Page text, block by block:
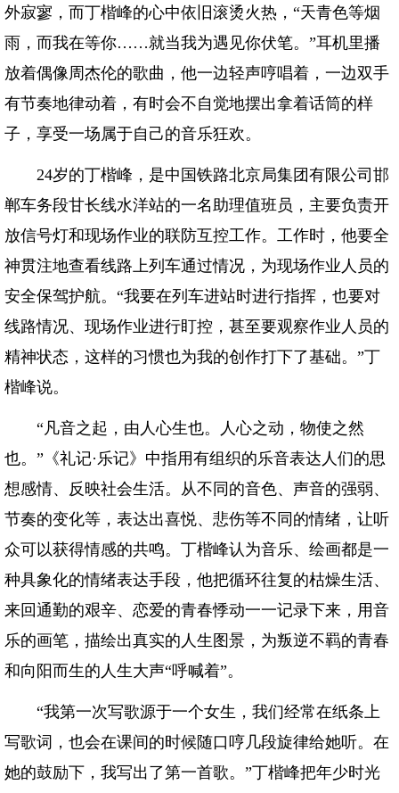
外寂寥，而丁楷峰的心中依旧滚烫火热，“天青色等烟
雨，而我在等你……就当我为遇见你伏笔。”耳机里播
放着偶像周杰伦的歌曲，他一边轻声哼唱着，一边双手
有节奏地律动着，有时会不自觉地摆出拿着话筒的样
子，享受一场属于自己的音乐狂欢。
24岁的丁楷峰，是中国铁路北京局集团有限公司邯
郸车务段甘长线水洋站的一名助理值班员，主要负责开
放信号灯和现场作业的联防互控工作。工作时，他要全
神贯注地查看线路上列车通过情况，为现场作业人员的
安全保驾护航。“我要在列车进站时进行指挥，也要对
线路情况、现场作业进行盯控，甚至要观察作业人员的
精神状态，这样的习惯也为我的创作打下了基础。”丁
楷峰说。
“凡音之起，由人心生也。人心之动，物使之然
也。”《礼记·乐记》中指用有组织的乐音表达人们的思
想感情、反映社会生活。从不同的音色、声音的强弱、
节奏的变化等，表达出喜悦、悲伤等不同的情绪，让听
众可以获得情感的共鸣。丁楷峰认为音乐、绘画都是一
种具象化的情绪表达手段，他把循环往复的枯燥生活、
来回通勤的艰辛、恋爱的青春悸动一一记录下来，用音
乐的画笔，描绘出真实的人生图景，为叛逆不羁的青春
和向阳而生的人生大声“呼喊着”。
“我第一次写歌源于一个女生，我们经常在纸条上
写歌词，也会在课间的时候随口哼几段旋律给她听。在
她的鼓励下，我写出了第一首歌。”丁楷峰把年少时光